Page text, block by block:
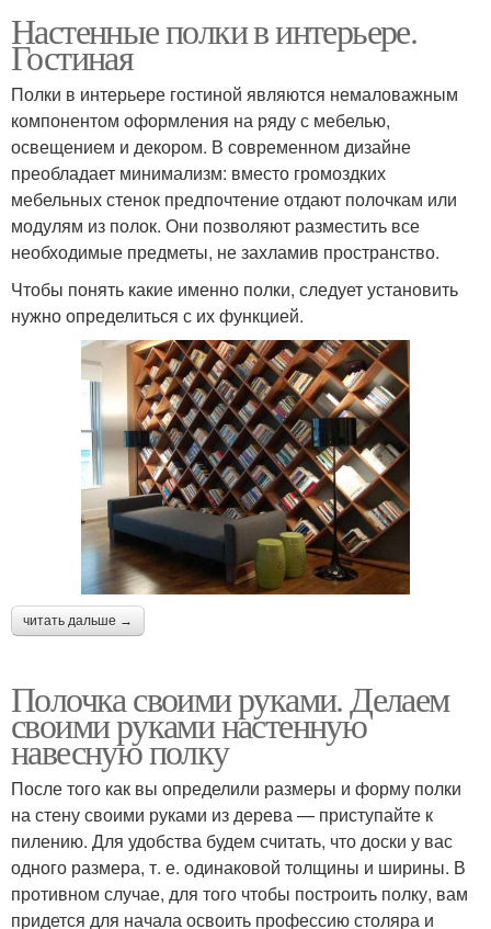
Настенные полки в интерьере.
Гостиная
Полки в интерьере гостиной являются немаловажным
компонентом оформления на ряду с мебелью,
освещением и декором. В современном дизайне
преобладает минимализм: вместо громоздких
мебельных стенок предпочтение отдают полочкам или
модулям из полок. Они позволяют разместить все
необходимые предметы, не захламив пространство.
Чтобы понять какие именно полки, следует установить
нужно определиться с их функцией.
читать дальше →
Полочка своими руками. Делаем
своими руками настенную
навесную полку
После того как вы определили размеры и форму полки
на стену своими руками из дерева — приступайте к
пилению. Для удобства будем считать, что доски у вас
одного размера, т. е. одинаковой толщины и ширины. В
противном случае, для того чтобы построить полку, вам
придется для начала освоить профессию столяра и